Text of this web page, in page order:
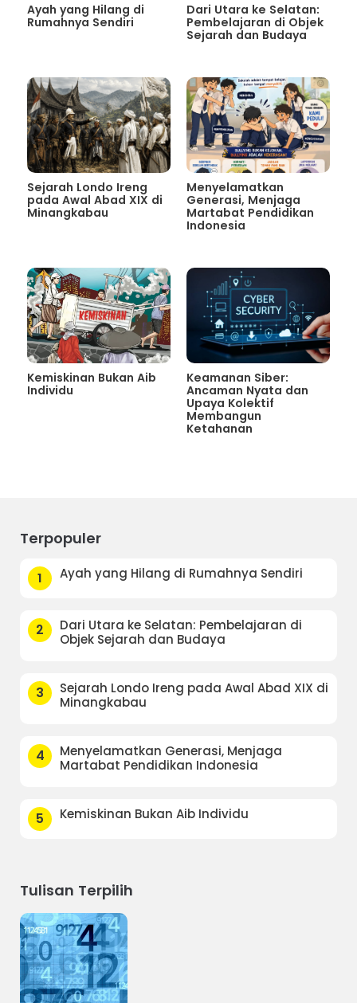
Ayah yang Hilang di
Rumahnya Sendiri
Dari Utara ke Selatan:
Pembelajaran di Objek
Sejarah dan Budaya
Sejarah Londo Ireng
pada Awal Abad XIX di
Minangkabau
Menyelamatkan
Generasi, Menjaga
Martabat Pendidikan
Indonesia
Kemiskinan Bukan Aib
Individu
Keamanan Siber:
Ancaman Nyata dan
Upaya Kolektif
Membangun
Ketahanan
Terpopuler
1 Ayah yang Hilang di Rumahnya Sendiri
2
Dari Utara ke Selatan: Pembelajaran di
Objek Sejarah dan Budaya
3
Sejarah Londo Ireng pada Awal Abad XIX di
Minangkabau
4
Menyelamatkan Generasi, Menjaga
Martabat Pendidikan Indonesia
5 Kemiskinan Bukan Aib Individu
Tulisan Terpilih